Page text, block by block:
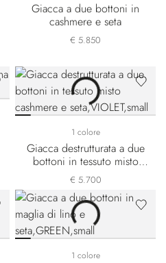
Giacca a due bottoni in
cashmere e seta
€ 5.850
1 colore
Giacca destrutturata a due
bottoni in tessuto misto
cashmere e seta
€ 5.700
1 colore